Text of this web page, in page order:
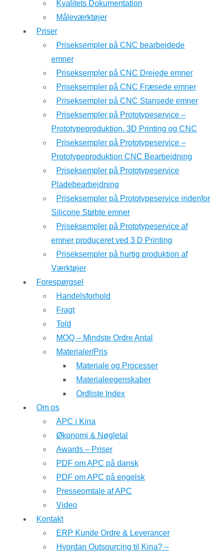
Kvalitets Dokumentation
Måleværktøjer
Priser
Priseksempler på CNC bearbejdede
emner
Priseksempler på CNC Drejede emner
Priseksempler på CNC Fræsede emner
Priseksempler på CNC Stansede emner
Priseksempler på Prototypeservice –
Prototypeproduktion. 3D Printing og CNC
Priseksempler på Prototypeservice –
Prototypeproduktion CNC Bearbejdning
Priseksempler på Prototypeservice
Pladebearbejdning
Priseksempler på Prototypeservice indenfor
Silicone Støbte emner
Priseksempler på Prototypeservice af
emner produceret ved 3 D Printing
Priseksempler på hurtig produktion af
Værktøjer
Forespørgsel
Handelsforhold
Fragt
Told
MOQ – Mindste Ordre Antal
Materialer/Pris
Materiale og Processer
Materialeegenskaber
Ordliste Index
Om os
APC i Kina
Økonomi & Nøgletal
Awards – Priser
PDF om APC på dansk
PDF om APC på engelsk
Presseomtale af APC
Video
Kontakt
ERP Kunde Ordre & Leverancer
Hvordan Outsourcing til Kina? –